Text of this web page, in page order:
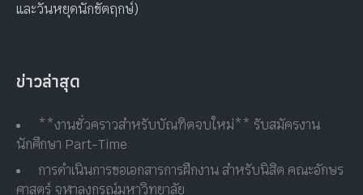
และวันหยุดนักขัตฤกษ์)
ข่าวล่าสุด
**งานชั่วคราวสำหรับบัณฑิตจบใหม่** รับสมัครงาน
นักศึกษา Part-Time
การดำเนินการขอเอกสารการฝึกงาน สำหรับนิสิต คณะอักษร
ศาสตร์ จุฬาลงกรณ์มหาวิทยาลัย